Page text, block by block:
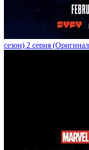
сезон) 2 серия